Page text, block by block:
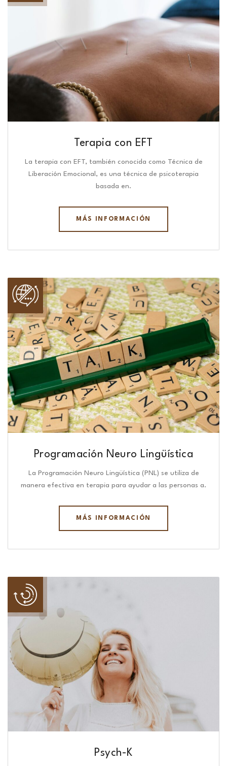
Terapia con EFT
La terapia con EFT, también conocida como Técnica de
Liberación Emocional, es una técnica de psicoterapia
basada en.
MÁS INFORMACIÓN
Programación Neuro Lingüística​
La Programación Neuro Lingüística (PNL) se utiliza de
manera efectiva en terapia para ayudar a las personas a.
MÁS INFORMACIÓN
Psych-K